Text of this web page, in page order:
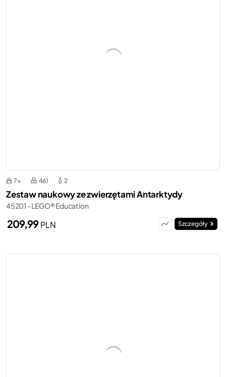
7+ 461 2
Zestaw naukowy ze zwierzętami Antarktydy
45201 - LEGO® Education
209,99PLN Szczegóły